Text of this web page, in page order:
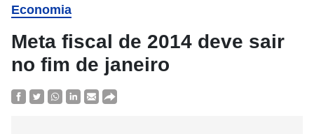
Economia
Meta fiscal de 2014 deve sair
no fim de janeiro